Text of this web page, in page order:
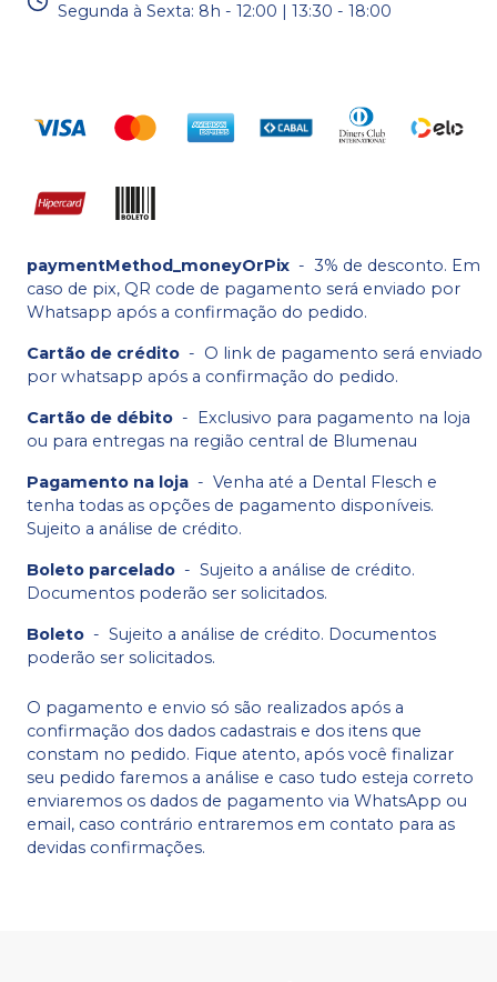
Segunda à Sexta: 8h - 12:00 | 13:30 - 18:00
paymentMethod_moneyOrPix - 3% de desconto. Em
caso de pix, QR code de pagamento será enviado por
Whatsapp após a confirmação do pedido.
Cartão de crédito - O link de pagamento será enviado
por whatsapp após a confirmação do pedido.
Cartão de débito - Exclusivo para pagamento na loja
ou para entregas na região central de Blumenau
Pagamento na loja - Venha até a Dental Flesch e
tenha todas as opções de pagamento disponíveis.
Sujeito a análise de crédito.
Boleto parcelado - Sujeito a análise de crédito.
Documentos poderão ser solicitados.
Boleto - Sujeito a análise de crédito. Documentos
poderão ser solicitados.
O pagamento e envio só são realizados após a
confirmação dos dados cadastrais e dos itens que
constam no pedido. Fique atento, após você finalizar
seu pedido faremos a análise e caso tudo esteja correto
enviaremos os dados de pagamento via WhatsApp ou
email, caso contrário entraremos em contato para as
devidas confirmações.